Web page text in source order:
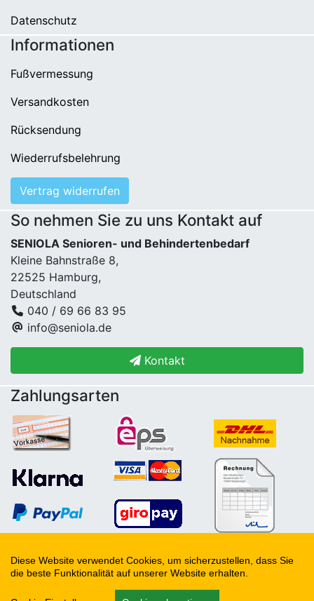
Diese Website verwendet Cookies, um sicherzustellen, dass Sie
die beste Funktionalität auf unserer Website erhalten.
Datenschutz
Informationen
Fußvermessung
Versandkosten
Rücksendung
Wiederrufsbelehrung
Vertrag widerrufen
So nehmen Sie zu uns Kontakt auf
SENIOLA Senioren- und Behindertenbedarf
Kleine Bahnstraße 8,
22525 Hamburg,
Deutschland
040 / 69 66 83 95
info@seniola.de
Kontakt
Zahlungsarten
Copyright © 2006 - 2026 SENIOLA Senioren- und
Behindertenbedarf